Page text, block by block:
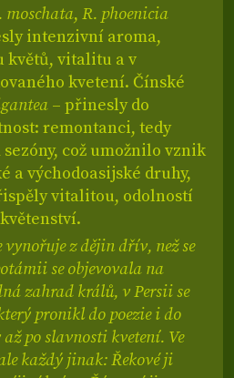
moschata,R. phoenicia
intenzivní aroma,
květů, vitalitu a v
kvetení. Čínské
– přinesly do
remontanci, tedy
což umožnilo vznik
a východoasijské druhy,
vitalitou, odolností
vynořuje z dějin dřív, než se
se objevovala na
zahrad králů, v Persii se
pronikl do poezie i do
po slavnosti kvetení. Ve
každý jinak: Řekové ji